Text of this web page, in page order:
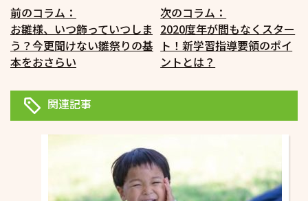
投
稿
ナ
ビ
ゲ
ー
前のコラム：
お雛様、いつ飾っていつしま
う？今更聞けない雛祭りの基
本をおさらい
次のコラム：
2020度年が間もなくスター
ト！新学習指導要領のポイ
ントとは？
関連記事